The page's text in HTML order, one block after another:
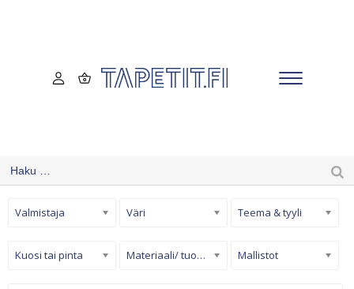
Valmistaja Väri Teema & tyyli
Kuosi tai pinta Materiaali/ tuotetyyppi Mallistot